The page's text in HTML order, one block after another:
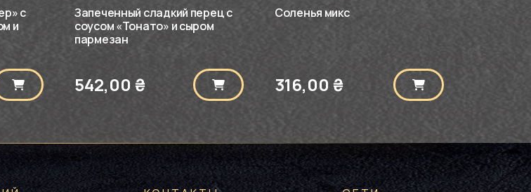
с
и
Запеченный сладкий перец с
соусом «Тонато» и сыром
пармезан
542,00 ₴
Соленья микс
316,00 ₴